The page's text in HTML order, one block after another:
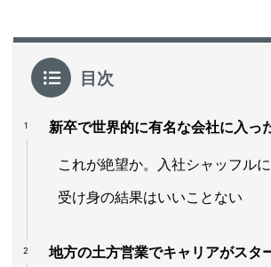
目次
新卒で世界的に有名な会社に入っ
これが絶望か。入社シャッフル
受け身の結果はいいことない
地方の土方営業でキャリアがスタ